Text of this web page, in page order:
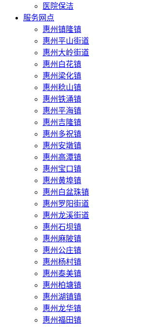
医院保洁
服务网点
惠州镇隆镇
惠州平山街道
惠州大岭街道
惠州白花镇
惠州梁化镇
惠州稔山镇
惠州铁涌镇
惠州平海镇
惠州吉隆镇
惠州多祝镇
惠州安墩镇
惠州高潭镇
惠州宝口镇
惠州黄埠镇
惠州白盆珠镇
惠州罗阳街道
惠州龙溪街道
惠州石坝镇
惠州麻陂镇
惠州公庄镇
惠州杨村镇
惠州泰美镇
惠州柏塘镇
惠州湖镇镇
惠州龙华镇
惠州福田镇